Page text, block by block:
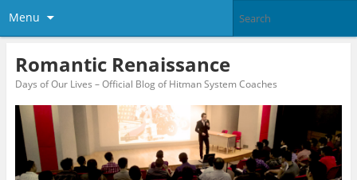
Menu
Romantic Renaissance
Days of Our Lives – Official Blog of Hitman System Coaches